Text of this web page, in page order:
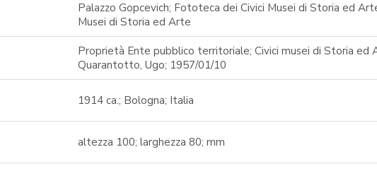
Palazzo Gopcevich; Fototeca dei Civici Musei di Storia ed
Musei di Storia ed Arte
Proprietà Ente pubblico territoriale; Civici musei di Storia ed
Quarantotto, Ugo; 1957/01/10
1914 ca.; Bologna; Italia
altezza 100; larghezza 80; mm